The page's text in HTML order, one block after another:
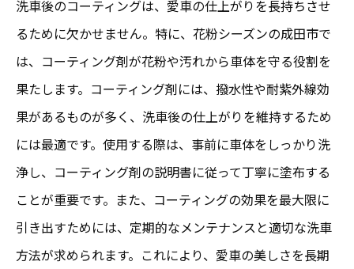
洗車後のコーティングは、愛車の仕上がりを長持ちさせ
るために欠かせません。特に、花粉シーズンの成田市で
は、コーティング剤が花粉や汚れから車体を守る役割を
果たします。コーティング剤には、撥水性や耐紫外線効
果があるものが多く、洗車後の仕上がりを維持するため
には最適です。使用する際は、事前に車体をしっかり洗
浄し、コーティング剤の説明書に従って丁寧に塗布する
ことが重要です。また、コーティングの効果を最大限に
引き出すためには、定期的なメンテナンスと適切な洗車
方法が求められます。これにより、愛車の美しさを長期